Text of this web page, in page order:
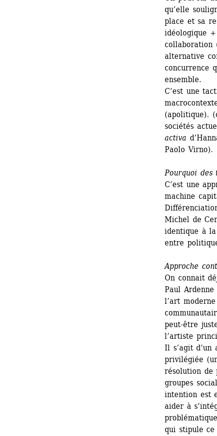
qu’elle
place et sa
idéologique
collaboration
alternative
concurrence
ensemble.
C’est une
(apolitique).
sociétés
activa
Paolo Virno).
Pourquoi des
C’est une
machine
Michel de
identique à
entre
Approche
On connait
Paul
l’art
peut-être
l’artiste
Il s’agit d’un
privilégiée
résolution de
groupes
intention est
aider à
qui stipule